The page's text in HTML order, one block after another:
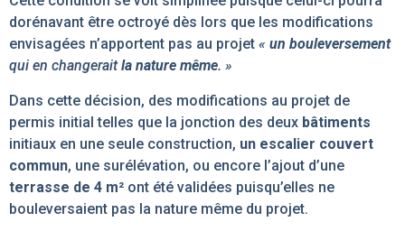
dorénavant être octroyé dès lors que les modifications
envisagées n’apportent pas au projet « un bouleversement
qui en changeraitla nature même. »
Dans cette décision, des modifications au projet de
permis initial telles que la jonction des deux bâtiments
initiaux en une seule construction, un escalier couvert
commun, une surélévation, ou encore l’ajout d’une
terrasse de 4 m² ont été validées puisqu’elles ne
bouleversaient pas la nature même du projet.